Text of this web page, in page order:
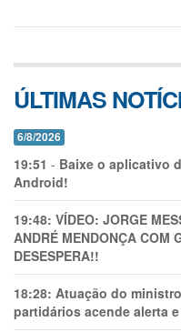
ÚLTIMAS
6/8/2026
19:51 - Baixe o aplicativo
Android!
19:48: VÍDEO: JORGE
ANDRÉ MENDONÇA COM
DESESPERA!!
18:28: Atuação do
partidários acende alerta